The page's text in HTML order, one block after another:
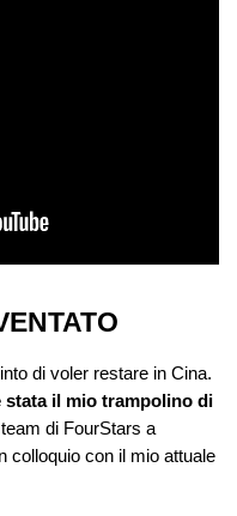
di voler restare in Cina.
stata il mio trampolino di
di FourStars a
colloquio con il mio attuale